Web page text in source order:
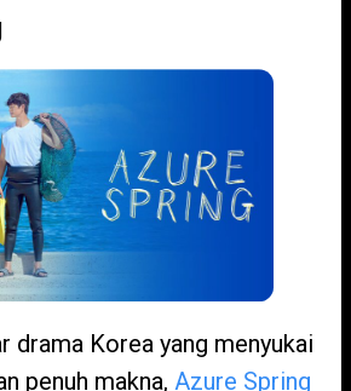
drama Korea yang menyukai
penuh makna, Azure Spring